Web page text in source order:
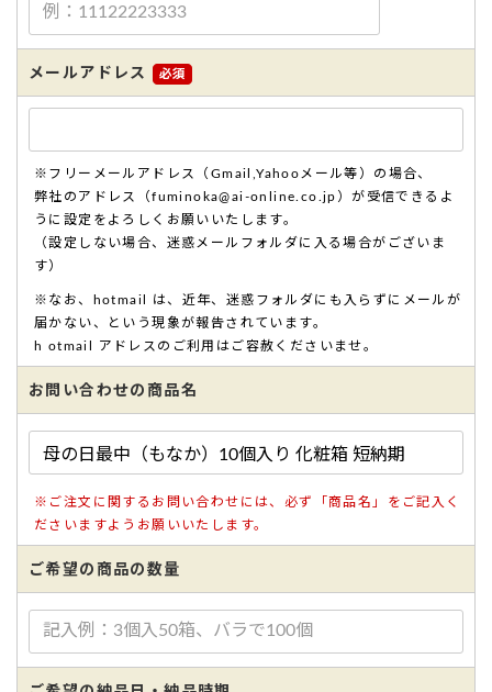
メールアドレス
※フリーメールアドレス（Gmail,Yahooメール等）の場合、
弊社のアドレス（fuminoka@ai-online.co.jp）が受信できるよ
うに設定をよろしくお願いいたします。
（設定しない場合、迷惑メールフォルダに入る場合がございま
す）
※なお、hotmail は、近年、迷惑フォルダにも入らずにメールが
届かない、という現象が報告されています。
h otmail アドレスのご利用はご容赦くださいませ。
お問い合わせの商品名
※ご注文に関するお問い合わせには、必ず「商品名」をご記入く
ださいますようお願いいたします。
ご希望の商品の数量